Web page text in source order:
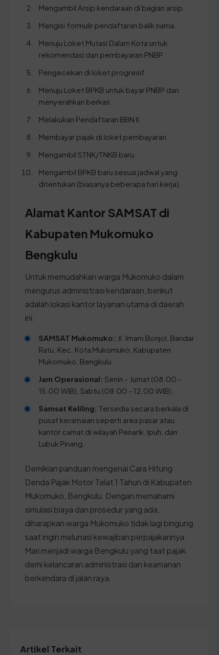
Mengambil Arsip kendaraan di bagian arsip.
Mengisi formulir pendaftaran balik nama.
Menuju Loket Mutasi Dalam Kota untuk
rekomendasi dan pembayaran PNBP.
Pengecekan di loket progresif.
Menuju Loket BPKB untuk bayar PNBP dan
menyerahkan berkas.
Melakukan Pendaftaran BBN II.
Membayar pajak di loket pembayaran.
Mengambil STNK/TNKB baru.
Mengambil BPKB baru sesuai jadwal yang
ditentukan (biasanya beberapa hari kerja).
Alamat Kantor SAMSAT di
Kabupaten Mukomuko
Bengkulu
Untuk memudahkan warga Mukomuko dalam
mengurus administrasi kendaraan, berikut
adalah lokasi kantor layanan utama di daerah
ini:
SAMSAT Mukomuko: Jl. Imam Bonjol, Bandar
Ratu, Kec. Kota Mukomuko, Kabupaten
Mukomuko, Bengkulu.
Jam Operasional: Senin - Jumat (08.00 -
15.00 WIB), Sabtu (08.00 - 12.00 WIB).
Samsat Keliling: Tersedia secara berkala di
pusat keramaian seperti area pasar atau
kantor camat di wilayah Penarik, Ipuh, dan
Lubuk Pinang.
Demikian panduan mengenai Cara Hitung
Denda Pajak Motor Telat 1 Tahun di Kabupaten
Mukomuko, Bengkulu. Dengan memahami
simulasi biaya dan prosedur yang ada,
diharapkan warga Mukomuko tidak lagi bingung
saat ingin melunasi kewajiban perpajakannya.
Mari menjadi warga Bengkulu yang taat pajak
demi kelancaran administrasi dan keamanan
berkendara di jalan raya.
Artikel Terkait